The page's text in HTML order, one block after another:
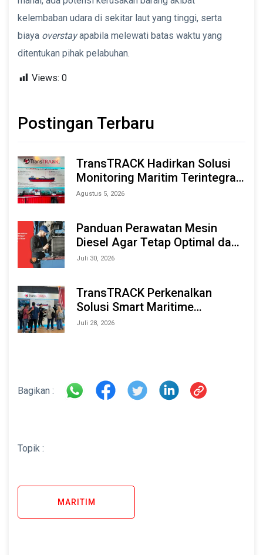
kelembaban udara di sekitar laut yang tinggi, serta
biaya overstayapabila melewati batas waktu yang
ditentukan pihak pelabuhan.
Views: 0
Postingan Terbaru
TransTRACK Hadirkan Solusi
Monitoring Maritim Terintegrasi
Berbasis AI & IoT di Indonesia
Agustus 5, 2026
Panduan Perawatan Mesin
Diesel Agar Tetap Optimal dan
Tahan Lama
Juli 30, 2026
TransTRACK Perkenalkan
Solusi Smart Maritime
Monitoring Berbasis AI dan IoT
Juli 28, 2026
Bagikan :
Topik :
MARITIM